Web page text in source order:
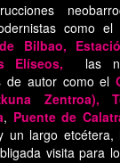
como el
Bilbao,
Elíseos, las
de autor como el
Zentroa),
, Puente de
un largo etcétera,
visita para